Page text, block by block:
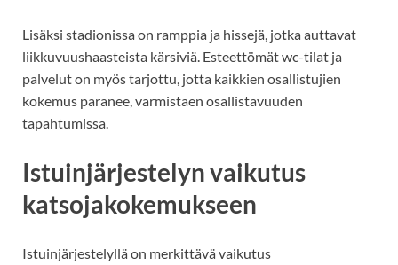
Lisäksi stadionissa on ramppia ja hissejä, jotka auttavat
liikkuvuushaasteista kärsiviä. Esteettömät wc-tilat ja
palvelut on myös tarjottu, jotta kaikkien osallistujien
kokemus paranee, varmistaen osallistavuuden
tapahtumissa.
Istuinjärjestelyn vaikutus
katsojakokemukseen
Istuinjärjestelyllä on merkittävä vaikutus